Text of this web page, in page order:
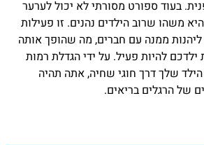
בעוד ספורט מסורתי לא יכול לערער
משהו שרוב הילדים נהנים. זו פעילות
ממנה עם חברים, מה שהופך אותה
להיות פעיל. על ידי הגדלת רמות
שלך דרך חוגי שחיה, אתה תהיה
של הרגלים בריאים.